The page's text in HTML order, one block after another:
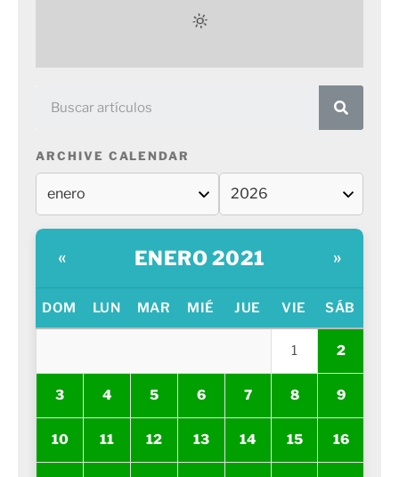
ARCHIVE CALENDAR
« ENERO 2021 »
DOM LUN MAR MIÉ JUE VIE SÁB
1 2
3 4 5 6 7 8 9
10 11 12 13 14 15 16